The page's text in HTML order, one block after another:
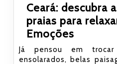
Ceará: descubra
praias para
Emoções
descubra
as
Já pensou em
ensolarados, belas